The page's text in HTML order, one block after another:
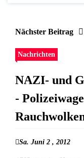
Nächster Beitrag
Nachrichten
NAZI- und
-
Sa. Juni 2 , 2012